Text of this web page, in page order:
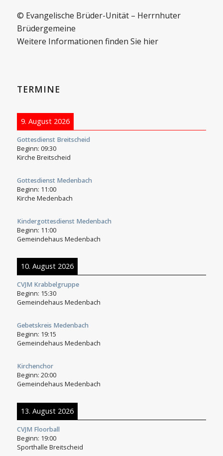
© Evangelische Brüder-Unität – Herrnhuter
Brüdergemeine
Weitere Informationen finden Sie hier
TERMINE
9. August 2026
Gottesdienst Breitscheid
Beginn: 09:30
Kirche Breitscheid
Gottesdienst Medenbach
Beginn: 11:00
Kirche Medenbach
Kindergottesdienst Medenbach
Beginn: 11:00
Gemeindehaus Medenbach
10. August 2026
CVJM Krabbelgruppe
Beginn: 15:30
Gemeindehaus Medenbach
Gebetskreis Medenbach
Beginn: 19:15
Gemeindehaus Medenbach
Kirchenchor
Beginn: 20:00
Gemeindehaus Medenbach
13. August 2026
CVJM Floorball
Beginn: 19:00
Sporthalle Breitscheid